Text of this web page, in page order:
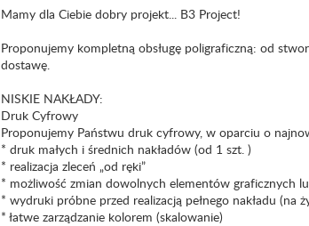
Mamy dla Ciebie dobry projekt... B3 Project!
Proponujemy kompletną obsługę poligraficzną: od
dostawę.
NISKIE NAKŁADY:
Druk Cyfrowy
Proponujemy Państwu druk cyfrowy, w oparciu o
* druk małych i średnich nakładów (od 1 szt. )
* realizacja zleceń „od ręki”
* możliwość zmian dowolnych elementów graficznych
* wydruki próbne przed realizacją pełnego nakładu (na
* łatwe zarządzanie kolorem (skalowanie)